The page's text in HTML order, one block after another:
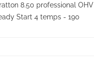
8.50 professional OHV
Start 4 temps - 190